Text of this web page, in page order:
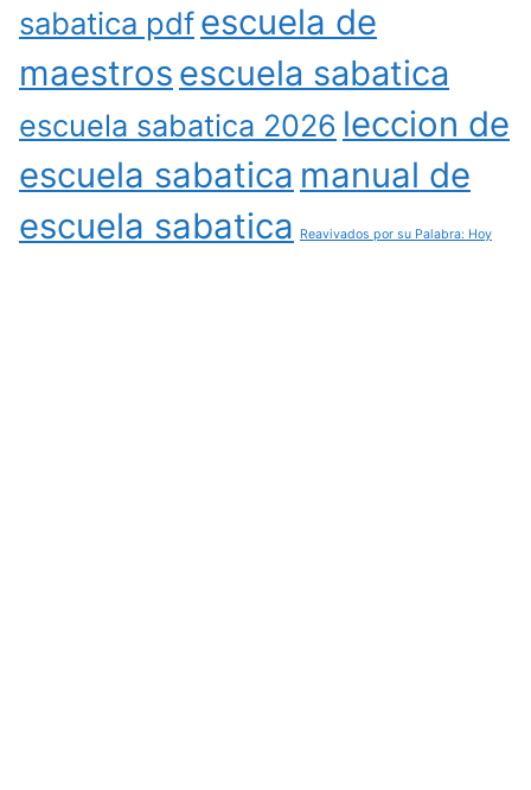
sabatica pdfescuela de
maestros escuela sabatica
escuela sabatica 2026 leccion de
escuela sabatica manual de
escuela sabatica
Reavivados por su Palabra: Hoy